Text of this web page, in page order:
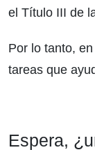
el Título III de
Por lo tanto,
tareas que
Espera,